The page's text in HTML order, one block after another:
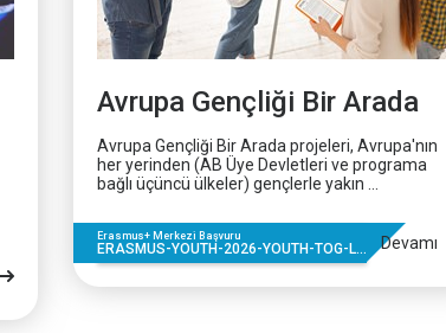
Avrupa Gençliği Bir Arada
Avrupa Gençliği Bir Arada projeleri, Avrupa'nın
her yerinden (AB Üye Devletleri ve programa
bağlı üçüncü ülkeler) gençlerle yakın ...
Erasmus+ Merkezi Başvuru
ERASMUS-YOUTH-2026-YOUTH-TOG-L... Devamı